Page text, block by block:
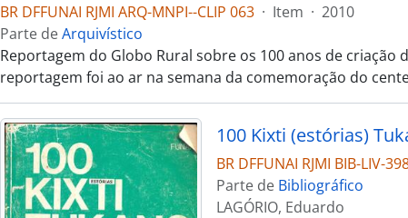
BR DFFUNAI RJMI ARQ-MNPI--CLIP 063 · Item · 2010
Parte deArquivístico
Reportagem do Globo Rural sobre os 100 anos de
reportagem foi ao ar na semana da comemoração do
100 Kixti (estórias)
BR DFFUNAI RJMI BIB-LIV-
Parte de Bibliográfico
LAGÓRIO, Eduardo